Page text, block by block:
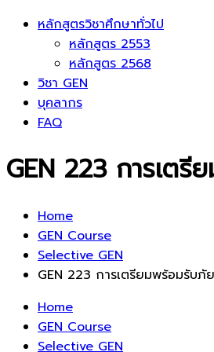
หลักสูตรวิชาศึกษาทั่วไป
หลักสูตร 2553
หลักสูตร 2568
วิชา GEN
บุคลากร
FAQ
GEN 223 การเต
Home
GEN Course
Selective GEN
GEN 223 การเตรียมพร้อมรับภั
Home
GEN Course
Selective GEN